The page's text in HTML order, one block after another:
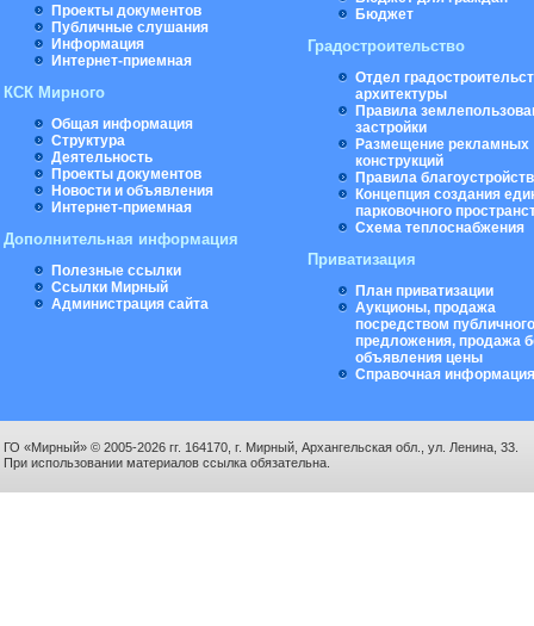
Проекты документов
Публичные слушания
Информация
Интернет-приемная
КСК Мирного
Общая информация
Структура
Деятельность
Проекты документов
Новости и объявления
Интернет-приемная
Дополнительная информация
Полезные ссылки
Ссылки Мирный
Администрация сайта
Бюджет
Градостроительство
Отдел
архитектуры
Правила
застройки
Размещение рекламных
конструкций
Правила
Концепция создания
парковочного
Схема теплоснабжения
Приватизация
План приватизации
Аукционы, продажа
посредством публичного
предложения, продажа
объявления цены
Справочная информация
ГО «Мирный» © 2005-2026 гг. 164170, г. Мирный, Архангельская обл., ул. Ленина, 33.
При использовании материалов ссылка обязательна.